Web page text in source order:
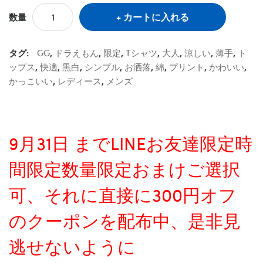
数量 カートに入れる
タグ: GG, ドラえもん, 限定, Tシャツ, 大人, 涼しい, 薄手, ト
ップス,快適, 黒白, シンプル, お洒落, 綿, プリント , かわいい,
かっこいい, レディース, メンズ
9月31日 までLINEお友達限定時
間限定数量限定おまけご選択
可、それに直接に300円オフ
のクーポンを配布中、是非見
逃せないように